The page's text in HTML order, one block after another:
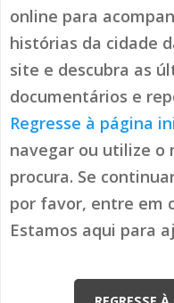
online para
histórias da cidade
site e descubra as
documentários e
Regresse à página
navegar ou utilize o
procura. Se
por favor, entre em
Estamos aqui para